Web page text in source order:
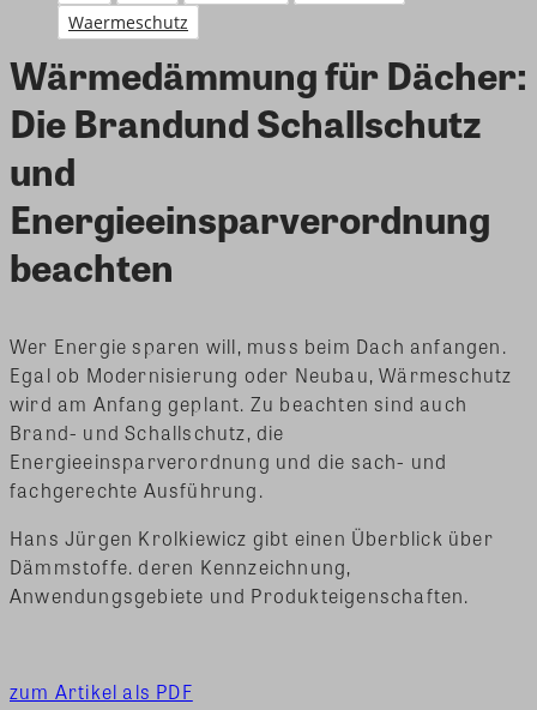
Waermeschutz
Wärmedämmung für Dächer:
Die Brandund Schallschutz
und
Energieeinsparverordnung
beachten
Wer Energie sparen will, muss beim Dach anfangen.
Egal ob Modernisierung oder Neubau, Wärmeschutz
wird am Anfang geplant. Zu beachten sind auch
Brand- und Schallschutz, die
Energieeinsparverordnung und die sach- und
fachgerechte Ausführung.
Hans Jürgen Krolkiewicz gibt einen Überblick über
Dämmstoffe. deren Kennzeichnung,
Anwendungsgebiete und Produkteigenschaften.
zum Artikel als PDF